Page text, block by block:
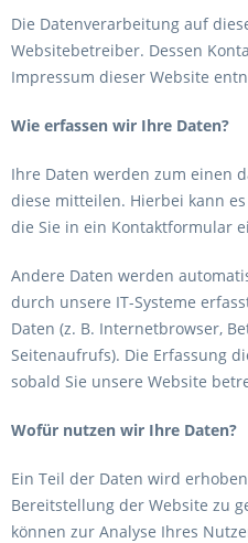
Die Datenverarbeitung auf
Websitebetreiber. Dessen
Impressum dieser Website
Wie erfassen wir Ihre Daten?
Ihre Daten werden zum einen
diese mitteilen. Hierbei kann
die Sie in ein Kontaktformular
Andere Daten werden
durch unsere IT-Systeme
Daten (z. B. Internetbrowser,
Seitenaufrufs). Die Erfassung
sobald Sie unsere Website
Wofür nutzen wir Ihre Daten?
Ein Teil der Daten wird
Bereitstellung der Website zu
können zur Analyse Ihres